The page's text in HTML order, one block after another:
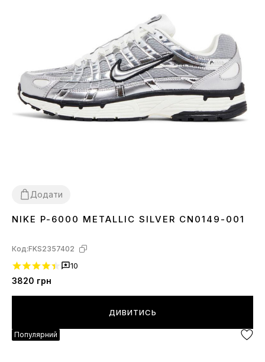
Додати
3637 38 3940 41 4243 44
NIKE P-6000 METALLIC SILVER CN0149-001
Код:FKS2357402
10
3820 грн
ДИВИТИСЬ
Популярний